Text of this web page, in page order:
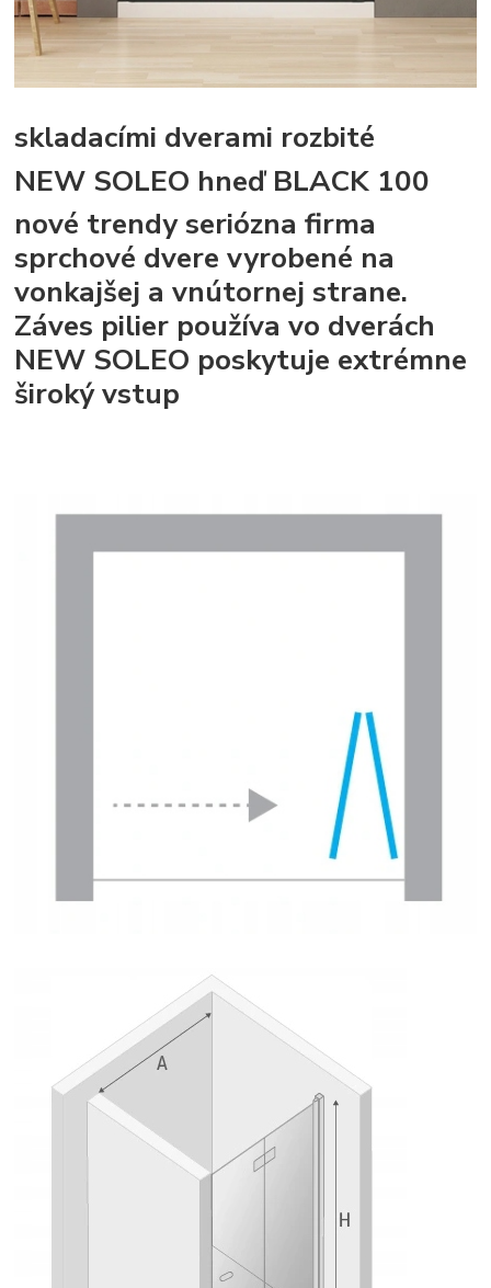
skladacími dverami rozbité
NEW SOLEO hneď BLACK 100
nové trendy seriózna firma
sprchové dvere vyrobené na
vonkajšej a vnútornej strane.
Záves pilier používa vo dverách
NEW SOLEO poskytuje extrémne
široký vstup